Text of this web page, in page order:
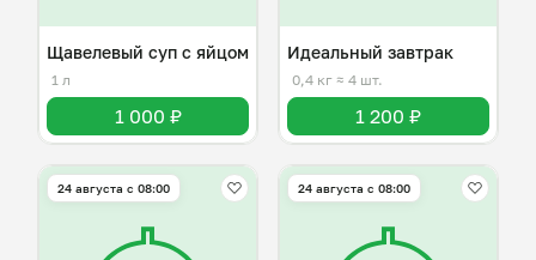
Щавелевый суп с яйцом
1 л
1 000 ₽
Идеальный завтрак
0,4 кг ≈ 4 шт.
1 200 ₽
24 августа с 08:00 24 августа с 08:00